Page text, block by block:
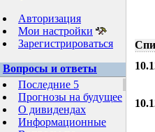
Авторизация
Мои настройки
Зарегистрироваться
Вопросы и ответы
Последние 5
Прогнозы на будущее
О дивидендах
Информационные